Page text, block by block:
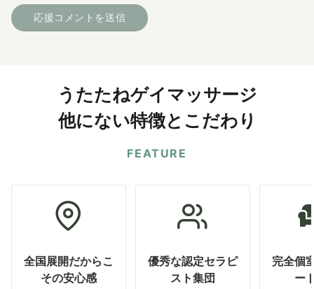
うたたねゲイマッサージ
他にない特徴とこだわり
FEATURE
全国展開だからこ
その安心感
優秀な認定セラピ
スト集団
完全個
ー